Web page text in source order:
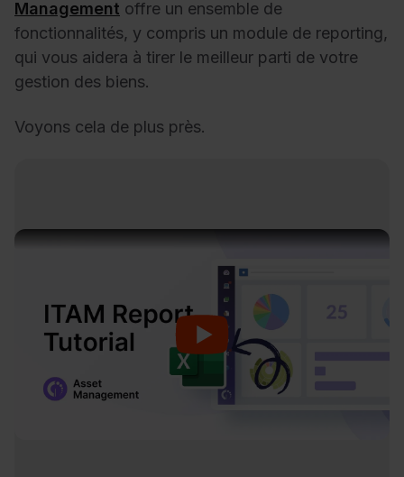
Management offre un ensemble de
fonctionnalités, y compris un module de reporting,
qui vous aidera à tirer le meilleur parti de votre
gestion des biens.
Voyons cela de plus près.